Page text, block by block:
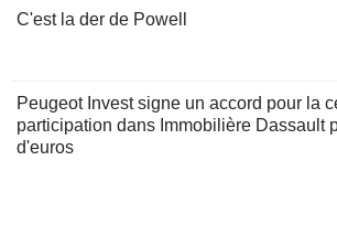
C'est la der de Powell
Peugeot Invest signe un accord pour la
participation dans Immobilière Dassault
d'euros